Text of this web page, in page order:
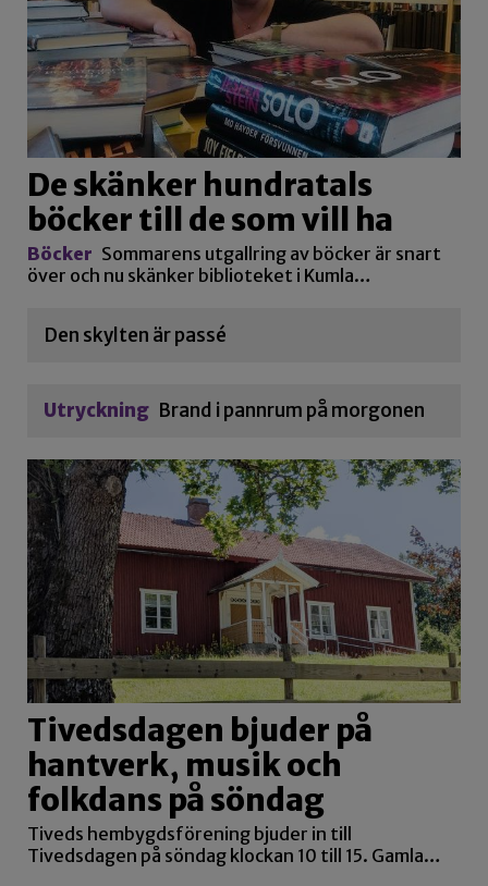
De skänker hundratals
böcker till de som vill ha
Böcker Sommarens utgallring av böcker är snart
över och nu skänker biblioteket i Kumla…
Den skylten är passé
Utryckning Brand i pannrum på morgonen
Tivedsdagen bjuder på
hantverk, musik och
folkdans på söndag
Tiveds hembygdsförening bjuder in till
Tivedsdagen på söndag klockan 10 till 15. Gamla…